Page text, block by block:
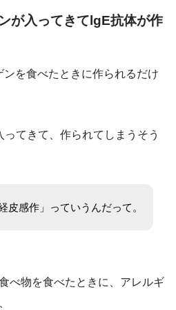
が入ってきてlgE抗体が作
ンを食べたときに作られるだけ
てきて、 作られてしまうそう
皮感作」っていうんだって。
べ物を食べたときに、アレルギ